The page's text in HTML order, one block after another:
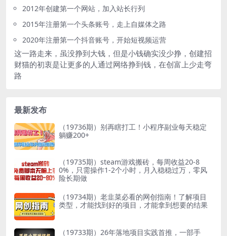
2012年创建第一个网站，加入站长行列
2015年注册第一个头条账号，走上自媒体之路
2020年注册第一个抖音账号，开始短视频运营
这一路走来，虽没挣到大钱，但是小钱确实没少挣，创建招
财猫的初衷是让更多的人通过网络挣到钱，在创富上少走弯
路
最新发布
（19736期）别再瞎打工！小程序副业每天稳定
躺赚200+
（19735期）steam游戏搬砖，每周收益20-8
0%，只需操作1-2个小时，月入稳稳过万，零风
险长期做
（19734期）老韭菜必看的网创指南！了解项目
类型，才能找到好的项目，才能拿到想要的结果
（19733期）26年落地项目实践首推，一部手